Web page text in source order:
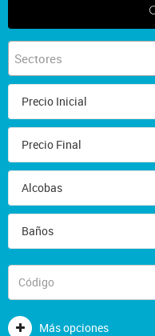
Sectores
Más opciones